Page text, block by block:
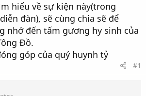
hiểu về sự kiện này(trong
đàn), sẽ cùng chia sẽ để
nhớ đến tấm gương hy sinh của
Đồ.
góp của quý huynh tỷ
#1